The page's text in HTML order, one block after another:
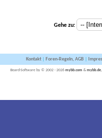
Gehe zu:
Kontakt| Foren-Regeln, AGB|
Board-Software by © 2002 - 2026 mybb.com & mybb.de